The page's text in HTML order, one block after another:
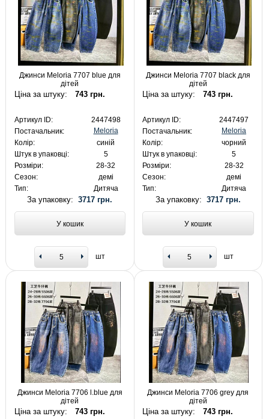
Джинси Meloria 7707 blue для
дітей
Ціна за штуку: 743 грн.
Артикул ID:
2447498
Постачальник:
Meloria
Колір:
синій
Штук в упаковці:
5
Розміри:
28-32
Сезон:
демі
Тип:
Дитяча
За упаковку:3717 грн.
У кошик
шт
Джинси Meloria 7707 black для
дітей
Ціна за штуку: 743 грн.
Артикул ID:
2447497
Постачальник:
Meloria
Колір:
чорний
Штук в упаковці:
5
Розміри:
28-32
Сезон:
демі
Тип:
Дитяча
За упаковку: 3717 грн.
У кошик
шт
Джинси Meloria 7706 l.blue для
дітей
Ціна за штуку: 743 грн.
Джинси Meloria 7706 grey для
дітей
Ціна за штуку: 743 грн.